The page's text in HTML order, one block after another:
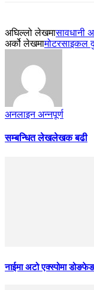
अघिल्लो लेखमासावधानी
अर्को लेखमामोटरसाइकल
अनलाइन अन्नपूर्ण
सम्बन्धित लेखलेखक बढी
नाईमा अटो एक्स्पोमा